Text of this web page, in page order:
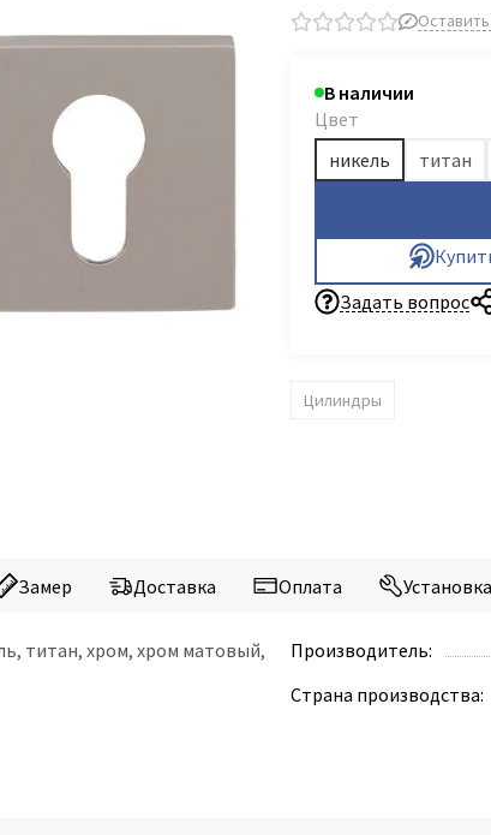
В наличии
Цвет
никель
титан
Задать вопрос
Цилиндры
Замер Доставка Оплата Установка
титан, хром, хром матовый,
Производитель:
Страна производства: